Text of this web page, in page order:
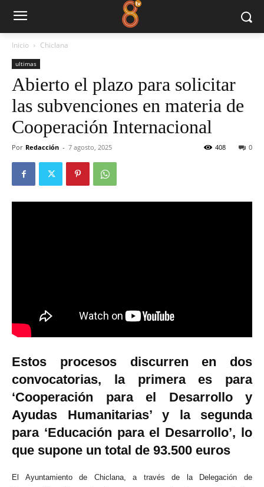
Inicio Chiclana
ultimas
Abierto el plazo para solicitar
las subvenciones en materia de
Cooperación Internacional
Por Redacción - 7 agosto, 2025 0
408
Estos procesos discurren en dos
convocatorias, la primera es para
‘Cooperación para el Desarrollo y
Ayudas Humanitarias’ y la segunda
para ‘Educación para el Desarrollo’, lo
que supone un total de 93.500 euros
El Ayuntamiento de Chiclana, a través de la Delegación de